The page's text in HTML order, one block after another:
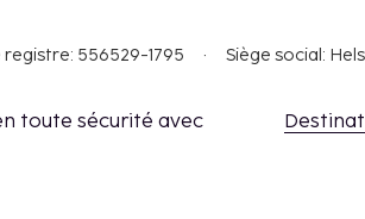
556529-1795 Siège social:
toute sécurité avec